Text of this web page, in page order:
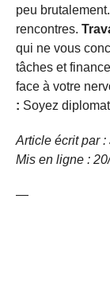
peu
rencontres.
qui ne vous
tâches et
face à votre
: Soyez
Article écrit par
Mis en ligne :
—